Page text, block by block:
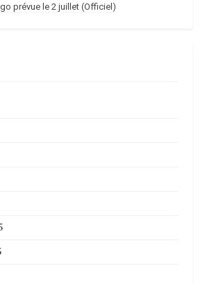
prévue le 2 juillet (Officiel)